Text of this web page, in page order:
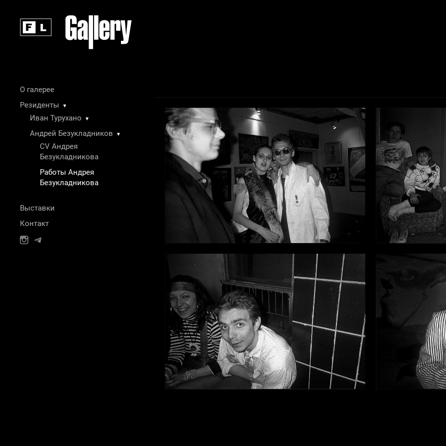
О галерее
Резиденты
▼
Иван Турухано ▼
Андрей Безукладников ▼
CV Андрея
Безукладникова
Работы Андрея
Безукладникова
Выставки
Контакт